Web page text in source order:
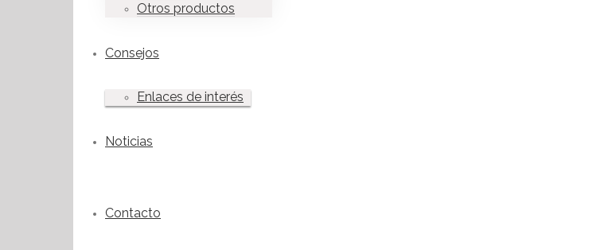
Otros productos
Consejos
Enlaces de interés
Noticias
Contacto